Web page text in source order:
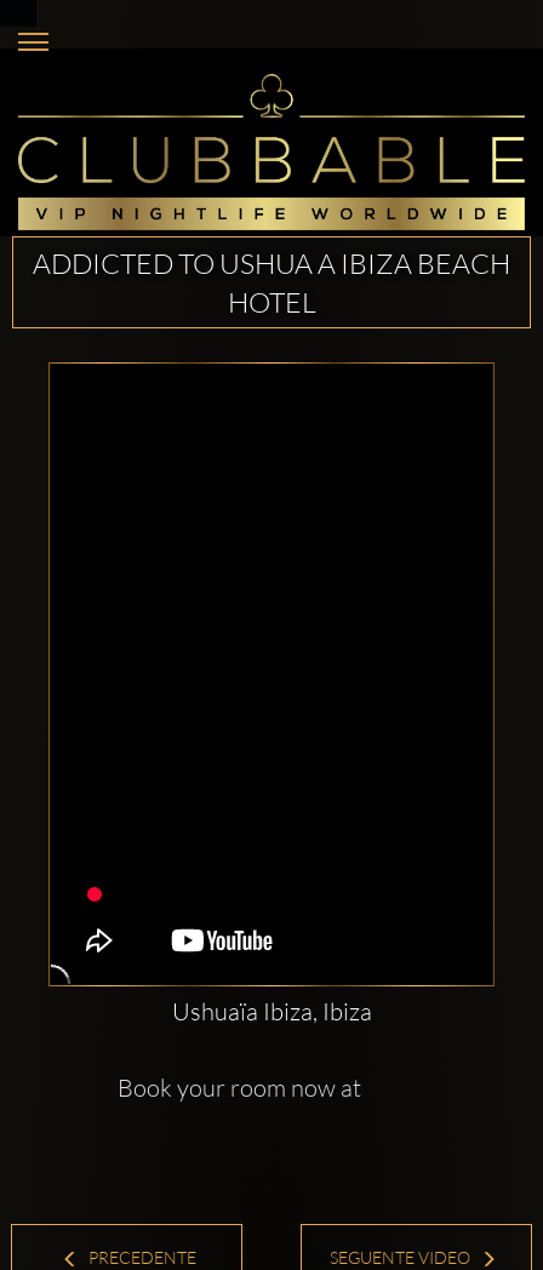
ADDICTED TO USHUA A IBIZA BEACH
HOTEL
Ushuaïa Ibiza, Ibiza
Book your room now at
PRECEDENTE
SEGUENTE VIDEO